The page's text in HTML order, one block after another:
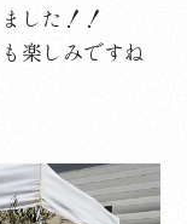
した！！
楽しみですね